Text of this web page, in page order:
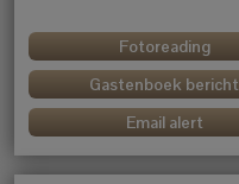
Fotoreading
Gastenboek bericht
Email alert